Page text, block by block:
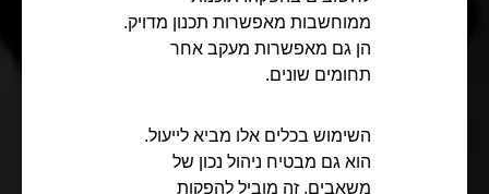
ממוחשבות מאפשרות תכנון מדויק.
הן גם מאפשרות מעקב אחר
תחומים שונים.
השימוש בכלים אלו מביא לייעול.
הוא גם מבטיח ניהול נכון של
משאבים. זה מוביל להפקות